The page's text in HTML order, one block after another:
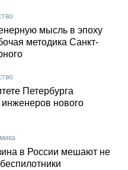
мысль в эпоху
методика Санкт-
Петербурга
нового
в России мешают не